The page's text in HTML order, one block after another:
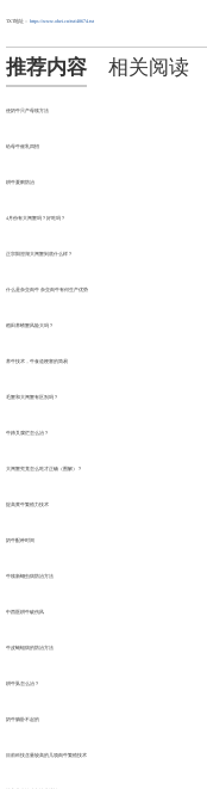
TXT地址： https://www.ohei.cn/txt/40674.txt
推荐内容 相关阅读
使奶牛只产母犊方法
给母牛催乳四招
耕牛夏痢防治
4月份有大闸蟹吗？好吃吗？
正宗阳澄湖大闸蟹到底什么样？
什么是杂交肉牛 杂交肉牛有何生产优势
稻田养螃蟹风险大吗？
养牛技术，牛食道梗塞的简易
毛蟹和大闸蟹有区别吗？
牛蹄叉腐烂怎么治？
大闸蟹究竟怎么吃才正确（图解）？
提高黄牛繁殖力技术
奶牛配种时间
牛犊新蛔虫病防治方法
中西医耕牛破伤风
牛皮蝇蛆病的防治方法
耕牛虱怎么治？
奶牛躺卧不起的
目前科技含量较高的几项肉牛繁殖技术